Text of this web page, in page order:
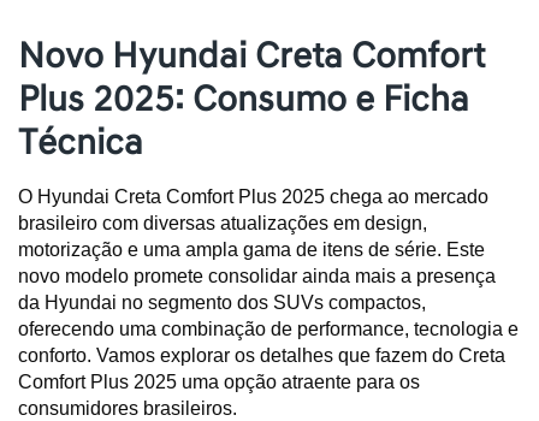
Novo Hyundai Creta Comfort
Plus 2025: Consumo e Ficha
Técnica
O Hyundai Creta Comfort Plus 2025 chega ao mercado
brasileiro com diversas atualizações em design,
motorização e uma ampla gama de itens de série. Este
novo modelo promete consolidar ainda mais a presença
da Hyundai no segmento dos SUVs compactos,
oferecendo uma combinação de performance, tecnologia e
conforto. Vamos explorar os detalhes que fazem do Creta
Comfort Plus 2025 uma opção atraente para os
consumidores brasileiros.